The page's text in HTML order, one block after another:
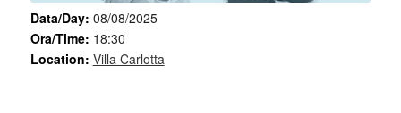
Data/Day: 08/08/2025
Ora/Time: 18:30
Location: Villa Carlotta